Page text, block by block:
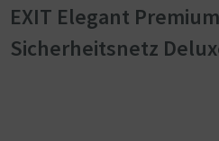
EXIT Elegant
Sicherheitsnetz